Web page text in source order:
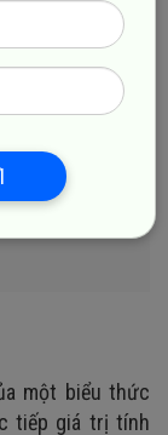
trang JSP
Nội dung của
biến, điều kiện
một biểu thức
tiếp giá trị tính